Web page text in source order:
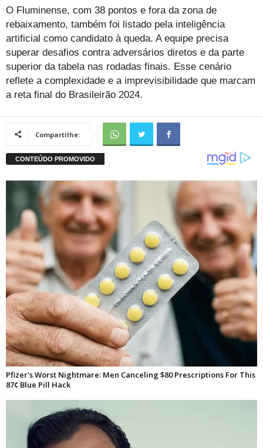
O Fluminense, com 38 pontos e fora da zona de
rebaixamento, também foi listado pela inteligência
artificial como candidato à queda. A equipe precisa
superar desafios contra adversários diretos e da parte
superior da tabela nas rodadas finais. Esse cenário
reflete a complexidade e a imprevisibilidade que marcam
a reta final do Brasileirão 2024.
Compartilhe: